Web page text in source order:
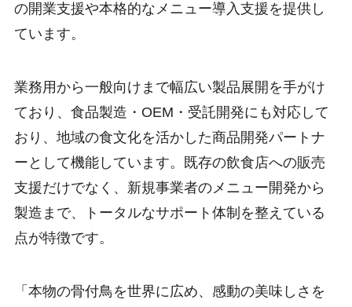
の開業支援や本格的なメニュー導入支援を提供し
ています。
業務用から一般向けまで幅広い製品展開を手がけ
ており、食品製造・OEM・受託開発にも対応して
おり、地域の食文化を活かした商品開発パートナ
ーとして機能しています。既存の飲食店への販売
支援だけでなく、新規事業者のメニュー開発から
製造まで、トータルなサポート体制を整えている
点が特徴です。
「本物の骨付鳥を世界に広め、感動の美味しさを